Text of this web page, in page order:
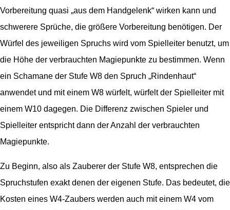
Vorbereitung quasi „aus dem Handgelenk“ wirken kann und
schwerere Sprüche, die größere Vorbereitung benötigen. Der
Würfel des jeweiligen Spruchs wird vom Spielleiter benutzt, um
die Höhe der verbrauchten Magiepunkte zu bestimmen. Wenn
ein Schamane der Stufe W8 den Spruch „Rindenhaut“
anwendet und mit einem W8 würfelt, würfelt der Spielleiter mit
einem W10 dagegen. Die Differenz zwischen Spieler und
Spielleiter entspricht dann der Anzahl der verbrauchten
Magiepunkte.
Zu Beginn, also als Zauberer der Stufe W8, entsprechen die
Spruchstufen exakt denen der eigenen Stufe. Das bedeutet, die
Kosten eines W4-Zaubers werden auch mit einem W4 vom